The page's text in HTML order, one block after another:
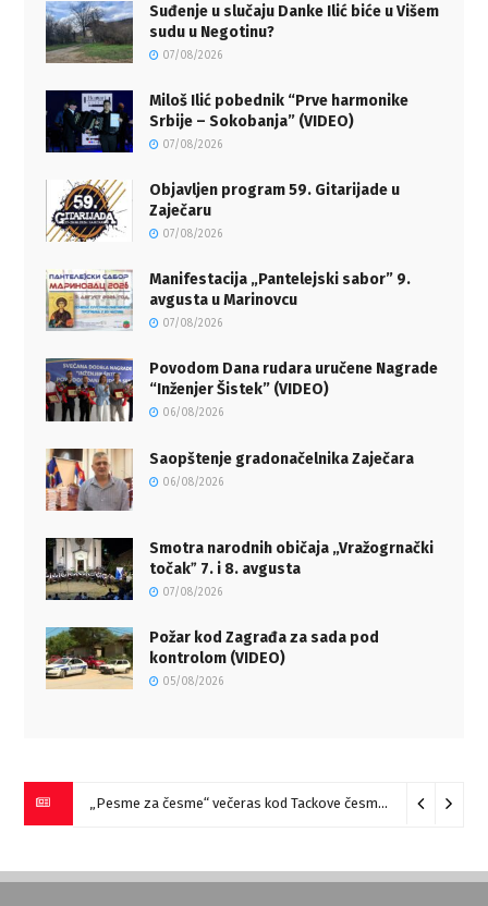
Suđenje u slučaju Danke Ilić biće u Višem
sudu u Negotinu?
07/08/2026
Miloš Ilić pobednik “Prve harmonike
Srbije – Sokobanja” (VIDEO)
07/08/2026
Objavljen program 59. Gitarijade u
Zaječaru
07/08/2026
Manifestacija „Pantelejski sabor” 9.
avgusta u Marinovcu
07/08/2026
Povodom Dana rudara uručene Nagrade
“Inženjer Šistek” (VIDEO)
06/08/2026
Saopštenje gradonačelnika Zaječara
06/08/2026
Smotra narodnih običaja „Vražogrnački
točakˮ 7. i 8. avgusta
07/08/2026
Požar kod Zagrađa za sada pod
kontrolom (VIDEO)
05/08/2026
„Pesme za česme“ večeras kod Tackove česme u Zaječaru